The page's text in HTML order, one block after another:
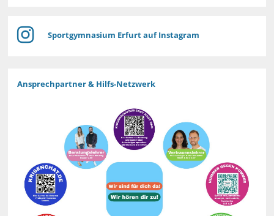
Sportgymnasium Erfurt auf Instagram
Ansprechpartner & Hilfs-Netzwerk